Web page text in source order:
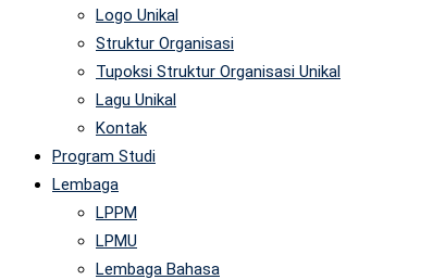
Logo Unikal
Struktur Organisasi
Tupoksi Struktur Organisasi Unikal
Lagu Unikal
Kontak
Program Studi
Lembaga
LPPM
LPMU
Lembaga Bahasa